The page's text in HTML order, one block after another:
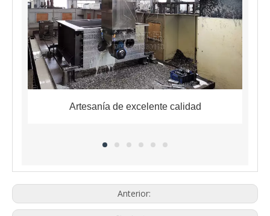
Artesanía de excelente calidad
Anterior: